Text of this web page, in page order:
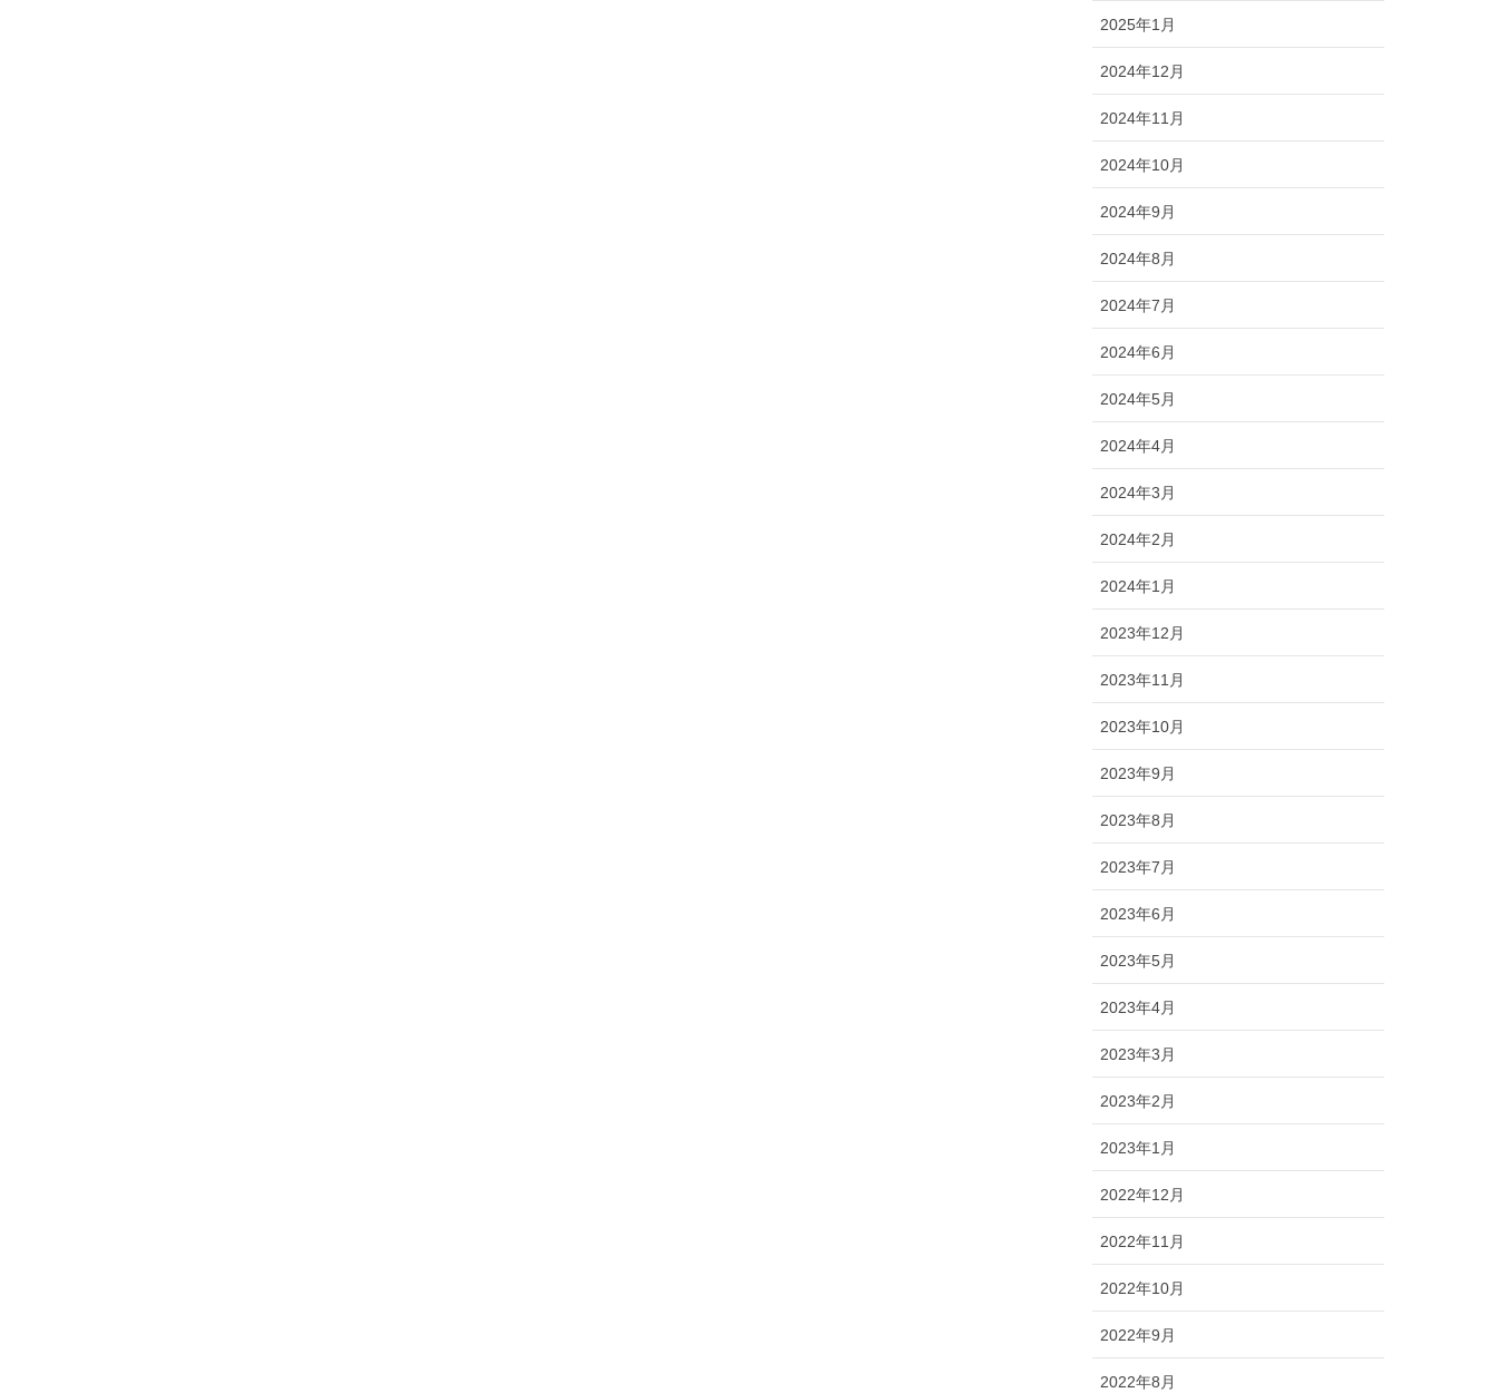
2025年1月
2024年12月
2024年11月
2024年10月
2024年9月
2024年8月
2024年7月
2024年6月
2024年5月
2024年4月
2024年3月
2024年2月
2024年1月
2023年12月
2023年11月
2023年10月
2023年9月
2023年8月
2023年7月
2023年6月
2023年5月
2023年4月
2023年3月
2023年2月
2023年1月
2022年12月
2022年11月
2022年10月
2022年9月
2022年8月